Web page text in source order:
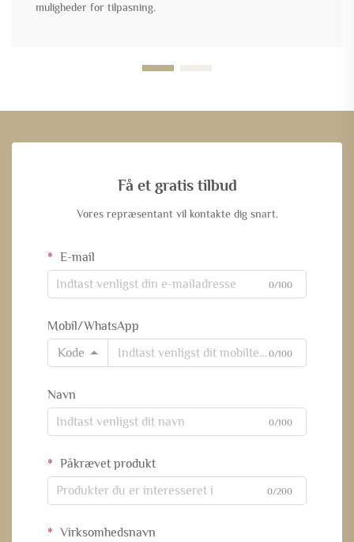
muligheder for tilpasning.
Få et gratis tilbud
Vores repræsentant vil kontakte dig snart.
E-mail
0/100
Mobil/WhatsApp
Kode
0/100
Navn
0/100
Påkrævet produkt
0/200
Virksomhedsnavn